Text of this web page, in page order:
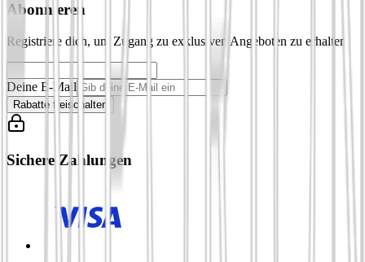
Abonnieren
Registriere dich, um Zugang zu exklusiven Angeboten zu erhalten
Deine E-Mail
Rabatte freischalten
Sichere Zahlungen